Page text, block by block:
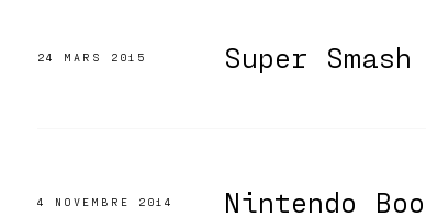
24 MARS 2015 Super
4 NOVEMBRE 2014 Nintendo